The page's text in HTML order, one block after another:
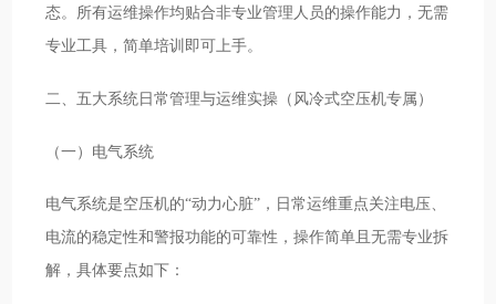
态。所有运维操作均贴合非专业管理人员的操作能力，无需
专业工具，简单培训即可上手。
二、五大系统日常管理与运维实操（风冷式空压机专属）
（一）电气系统
电气系统是空压机的“动力心脏”，日常运维重点关注电压、
电流的稳定性和警报功能的可靠性，操作简单且无需专业拆
解，具体要点如下：